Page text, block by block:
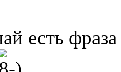
есть